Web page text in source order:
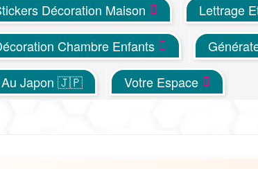
Décoration Maison
Lettrage
Chambre Enfants
Au Japon 🇯🇵
Votre Espace